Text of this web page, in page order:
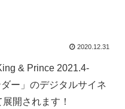
2020.12.31
& Prince 2021.4-
ー」のデジタルサイネ
開されます！